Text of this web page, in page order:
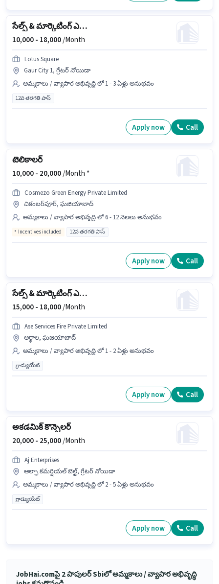
సేల్స్ & మార్కెటింగ్ ఎగ్జిక్యూటివ్
10,000 - 18,000/Month
Lotus Square
Gaur City 1, గ్రేటర్ నోయిడా
అమ్మకాలు / వ్యాపార అభివృద్ధి లో 1 - 3 ఏళ్లు అనుభవం
12వ తరగతి పాస్
Apply now Call
టెలికాలర్
10,000 - 20,000/Month *
Cosmezo Green Energy Private Limited
చికంబర్‌పూర్, ఘజియాబాద్
అమ్మకాలు / వ్యాపార అభివృద్ధి లో 6 - 12 నెలలు అనుభవం
Incentives included 12వ తరగతి పాస్
Apply now Call
సేల్స్ & మార్కెటింగ్ ఎగ్జిక్యూటివ్
15,000 - 18,000/Month
Ase Services Fire Private Limited
అర్థాల, ఘజియాబాద్
అమ్మకాలు / వ్యాపార అభివృద్ధి లో 1 - 2 ఏళ్లు అనుభవం
గ్రాడ్యుయేట్
Apply now Call
అకడమిక్ కౌన్సెలర్
20,000 - 25,000/Month
Aj Enterprises
ఆల్ఫా కమర్షియల్ బెల్ట్, గ్రేటర్ నోయిడా
అమ్మకాలు / వ్యాపార అభివృద్ధి లో 2 - 5 ఏళ్లు అనుభవం
గ్రాడ్యుయేట్
Apply now Call
JobHai.comపై 2 పాపులర్ Sbiలో అమ్మకాలు / వ్యాపార అభివృద్ధి